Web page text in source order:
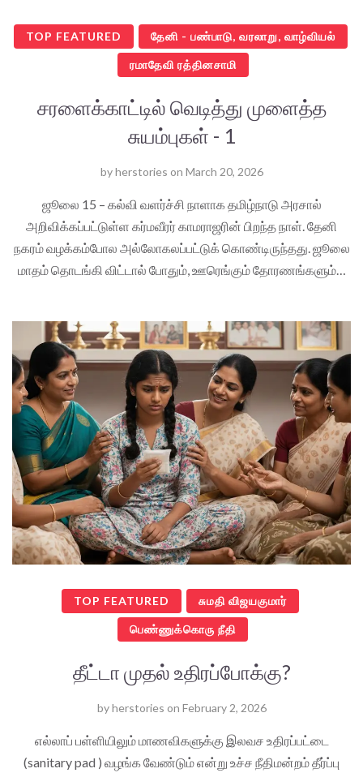
TOP FEATURED தேனி - பண்பாடு, வரலாறு, வாழ்வியல்
ரமாதேவி ரத்தினசாமி
சரளைக்காட்டில் வெடித்து முளைத்த
சுயம்புகள் - 1
byherstories on March 20, 2026
ஜூலை 15 – கல்வி வளர்ச்சி நாளாக தமிழ்நாடு அரசால்
அறிவிக்கப்பட்டுள்ள கர்மவீரர் காமராஜரின் பிறந்த நாள். தேனி
நகரம் வழக்கம்போல அல்லோகலப்பட்டுக் கொண்டிருந்தது. ஜூலை
மாதம் தொடங்கி விட்டால் போதும், ஊரெங்கும் தோரணங்களும்…
TOP FEATURED சுமதி விஜயகுமார்
பெண்ணுக்கொரு நீதி
தீட்டா முதல் உதிரப்போக்கு?
byherstories on February 2, 2026
எல்லாப் பள்ளியிலும் மாணவிகளுக்கு இலவச உதிரப்பட்டை
(sanitary pad ) வழங்க வேண்டும் என்று உச்ச நீதிமன்றம் தீர்ப்பு